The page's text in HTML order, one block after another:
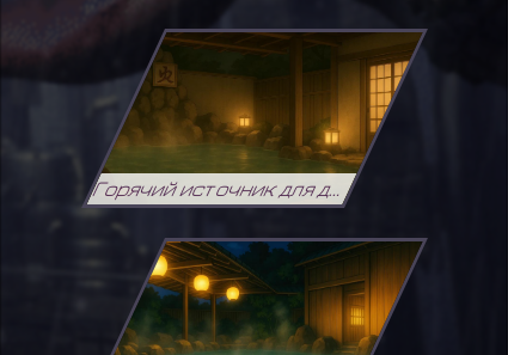
Горячий источник для девушек